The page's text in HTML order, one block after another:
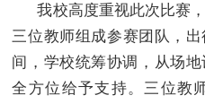
我校高度重视此次比赛
三位教师组成参赛团队，
间，学校统筹协调，从场
全方位给予支持。三位教